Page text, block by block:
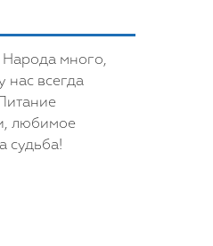
Народа много,
нас всегда
любимое
судьба!